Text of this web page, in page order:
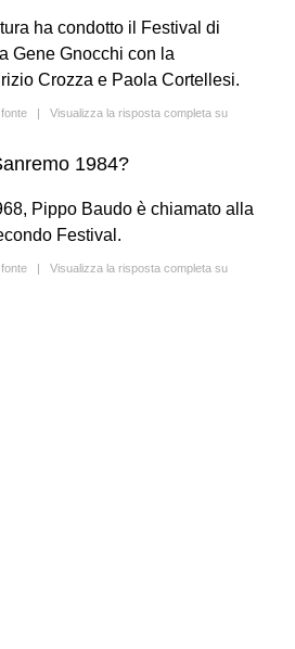
ha condotto il Festival di
Gene Gnocchi con la
Crozza e Paola Cortellesi.
| Visualizza la risposta completa su
1984?
Pippo Baudo è chiamato alla
Festival.
| Visualizza la risposta completa su